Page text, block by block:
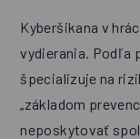
Kyberšikana v
vydierania. Podľa
špecializuje na
„základom
neposkytovať